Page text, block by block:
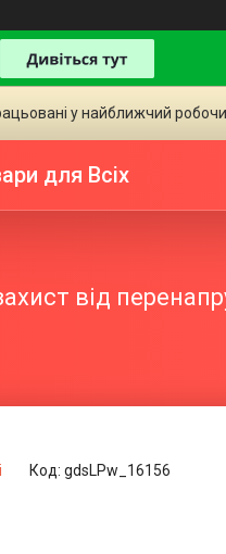
у найближчий
для Всіх
від
Код: gdsLPw_16156